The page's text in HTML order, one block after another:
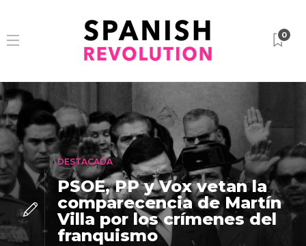
0
DESTACADA
PSOE, PP y Vox vetan la
comparecencia de Martín
Villa por los crímenes del
franquismo